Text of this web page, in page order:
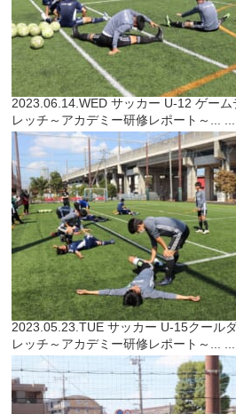
2023.06.14.WED サッカー U-12 ゲーム
レッチ～アカデミー研修レポート～... ...
2023.05.23.TUE サッカー U-15クール
レッチ～アカデミー研修レポート～... ...